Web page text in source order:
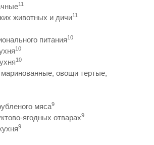
11
животных и дичи11
питания10
10
10
овощи тертые,
мяса9
ягодных отварах9
9